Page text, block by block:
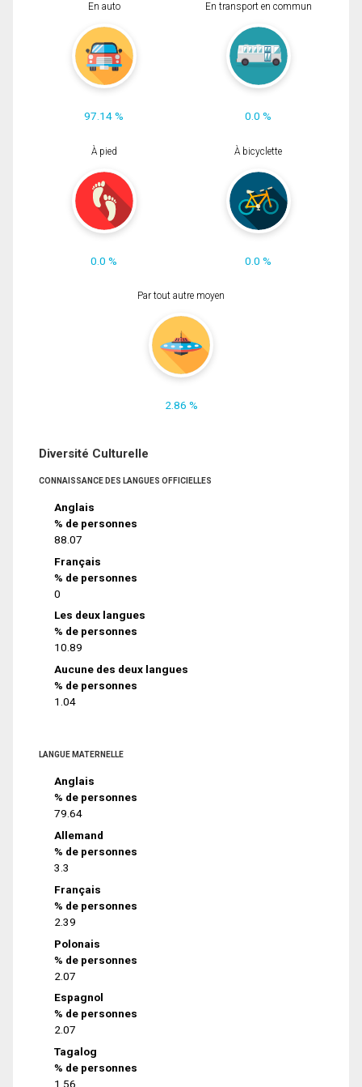
En auto
97.14 %
En transport en commun
0.0 %
À pied
0.0 %
À bicyclette
0.0 %
Par tout autre moyen
2.86 %
Diversité Culturelle
CONNAISSANCE DES LANGUES OFFICIELLES
Anglais
% de personnes
88.07
Français
% de personnes
0
Les deux langues
% de personnes
10.89
Aucune des deux langues
% de personnes
1.04
LANGUE MATERNELLE
Anglais
% de personnes
79.64
Allemand
% de personnes
3.3
Français
% de personnes
2.39
Polonais
% de personnes
2.07
Espagnol
% de personnes
2.07
Tagalog
% de personnes
1.56